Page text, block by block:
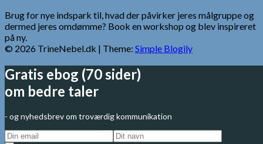
Brug for nye indspark til, hvad der påvirker jeres målgruppe og
dermed jeres omdømme? Book en workshop og blev inspireret
på ny.
© 2026 TrineNebel.dk | Theme: Simple Blogily
Gratis ebog (70 sider)
om bedre taler
- og nyhedsbrev om troværdig kommunikation